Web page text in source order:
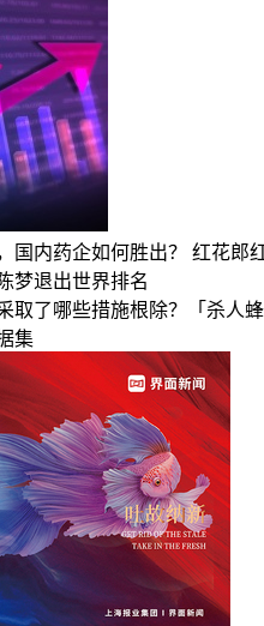
国内药企如何胜出？
红花郎
梦退出世界排名
取了哪些措施根除？「杀人
集